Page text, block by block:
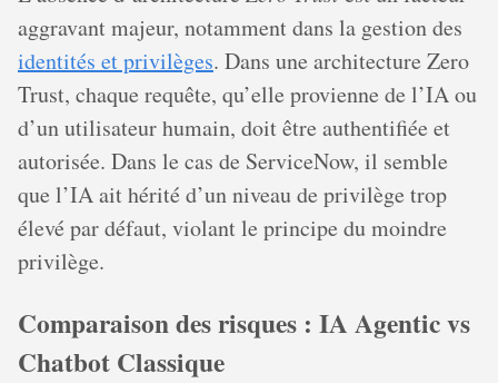
aggravant majeur, notamment dans la gestion des
identités et privilèges. Dans une architecture Zero
Trust, chaque requête, qu’elle provienne de l’IA ou
d’un utilisateur humain, doit être authentifiée et
autorisée. Dans le cas de ServiceNow, il semble
que l’IA ait hérité d’un niveau de privilège trop
élevé par défaut, violant le principe du moindre
privilège.
Comparaison des risques : IA Agentic vs
Chatbot Classique